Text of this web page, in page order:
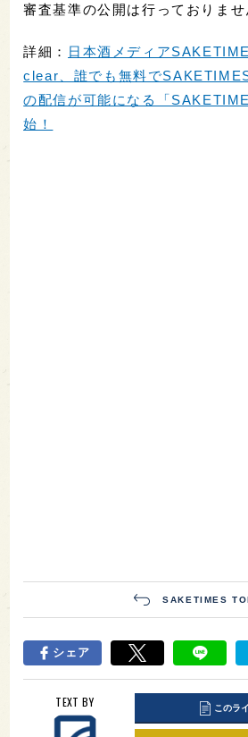
審査基準の公開は行っておりませ
詳細： 日本酒メディア
clear、誰でも無料で
の配信が可能になる「
始！
SAKETIMES
シェア
TEXT BY このラ